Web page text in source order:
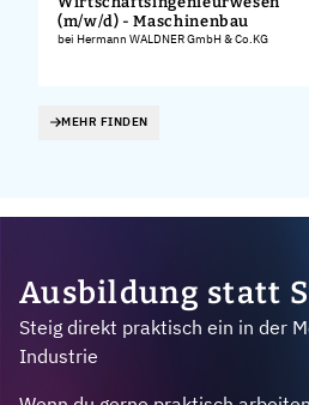
(m/w/d) - Maschinenbau
bei Hermann WALDNER GmbH & Co.KG
MEHR FINDEN
Ausbildung statt
Steig direkt praktisch ein in der
Industrie